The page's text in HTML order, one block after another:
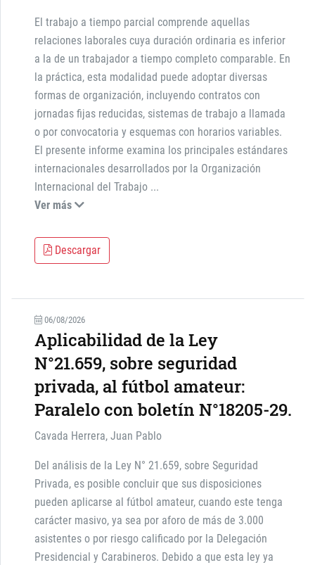
El trabajo a tiempo parcial comprende aquellas
relaciones laborales cuya duración ordinaria es inferior
a la de un trabajador a tiempo completo comparable. En
la práctica, esta modalidad puede adoptar diversas
formas de organización, incluyendo contratos con
jornadas fijas reducidas, sistemas de trabajo a llamada
o por convocatoria y esquemas con horarios variables.
El presente informe examina los principales estándares
internacionales desarrollados por la Organización
Internacional del Trabajo ...
Ver más
Descargar
06/08/2026
Aplicabilidad de la Ley
N°21.659, sobre seguridad
privada, al fútbol amateur:
Paralelo con boletín N°18205-29.
Cavada Herrera, Juan Pablo
Del análisis de la Ley N° 21.659, sobre Seguridad
Privada, es posible concluir que sus disposiciones
pueden aplicarse al fútbol amateur, cuando este tenga
carácter masivo, ya sea por aforo de más de 3.000
asistentes o por riesgo calificado por la Delegación
Presidencial y Carabineros. Debido a que esta ley ya